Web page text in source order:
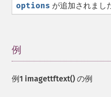
options が追加されまし
例
例1 imagettftext() の例